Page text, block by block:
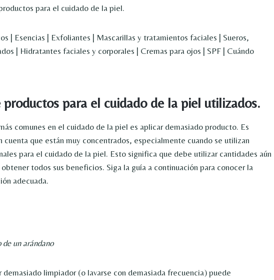
para el cuidado de la piel.
| Esencias | Exfoliantes | Mascarillas y tratamientos faciales | Sueros,
| Hidratantes faciales y corporales | Cremas para ojos | SPF | Cuándo
para el cuidado de la piel utilizados.
comunes en el cuidado de la piel es aplicar demasiado producto. Es
cuenta que están muy concentrados, especialmente cuando se utilizan
para el cuidado de la piel. Esto significa que debe utilizar cantidades aún
todos sus beneficios. Siga la guía a continuación para conocer la
adecuada.
un arándano
limpiador (o lavarse con demasiada frecuencia) puede